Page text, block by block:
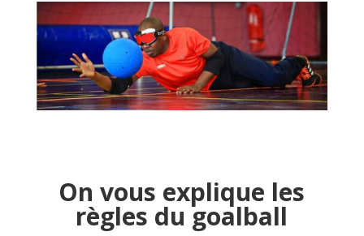
On vous explique les
règles du goalball